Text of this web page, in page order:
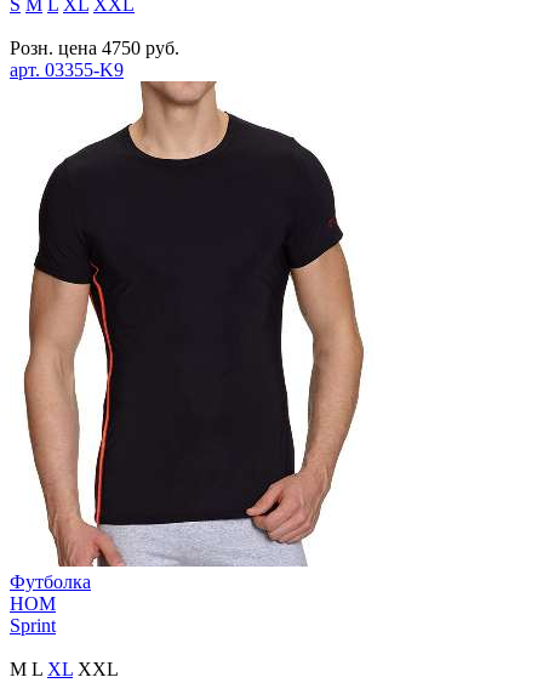
Розн. цена 4750 руб.
арт. 03355-K9
Футболка
HOM
Sprint
M L XL XXL